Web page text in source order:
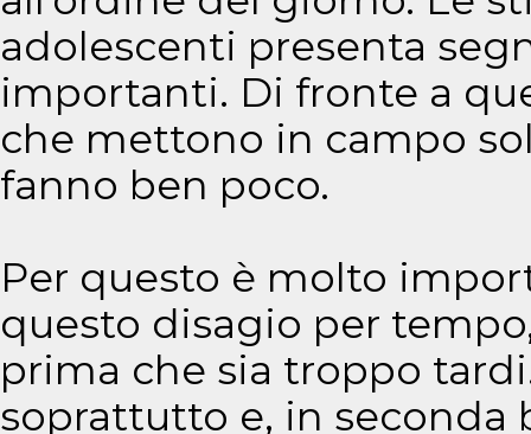
adolescenti presenta
importanti. Di fronte a
che mettono in campo
fanno ben poco.
Per questo è molto
questo disagio per
prima che sia troppo
soprattutto e, in